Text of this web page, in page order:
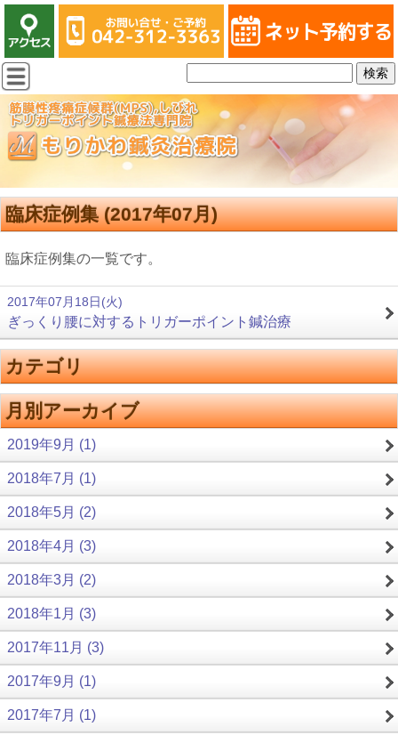
臨床症例集 (2017年07月)
臨床症例集の一覧です。
2017年07月18日(火)
ぎっくり腰に対するトリガーポイント鍼治療
カテゴリ
月別アーカイブ
2019年9月 (1)
2018年7月 (1)
2018年5月 (2)
2018年4月 (3)
2018年3月 (2)
2018年1月 (3)
2017年11月 (3)
2017年9月 (1)
2017年7月 (1)